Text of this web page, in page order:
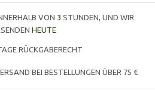
VON 3 STUNDEN, UND WIR
HEUTE
RÜCKGABERECHT
BEI BESTELLUNGEN ÜBER 75 €